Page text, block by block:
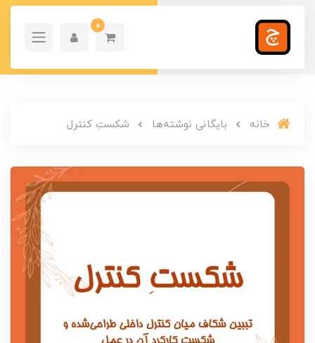
0
خانه بایگانی نوشته‌ها شکستِ کنترل